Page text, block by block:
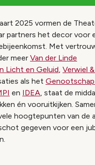
2025 vormen de
partners het decor voor
Met
meer Van der Linde
Licht en Geluid, Verwiel
als het
en IDEA, staat de
én vooruitkijken.
hoogtepunten van de
gegeven voor een